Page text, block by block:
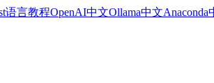
语言教程OpenAI中文Ollama中文Anaconda